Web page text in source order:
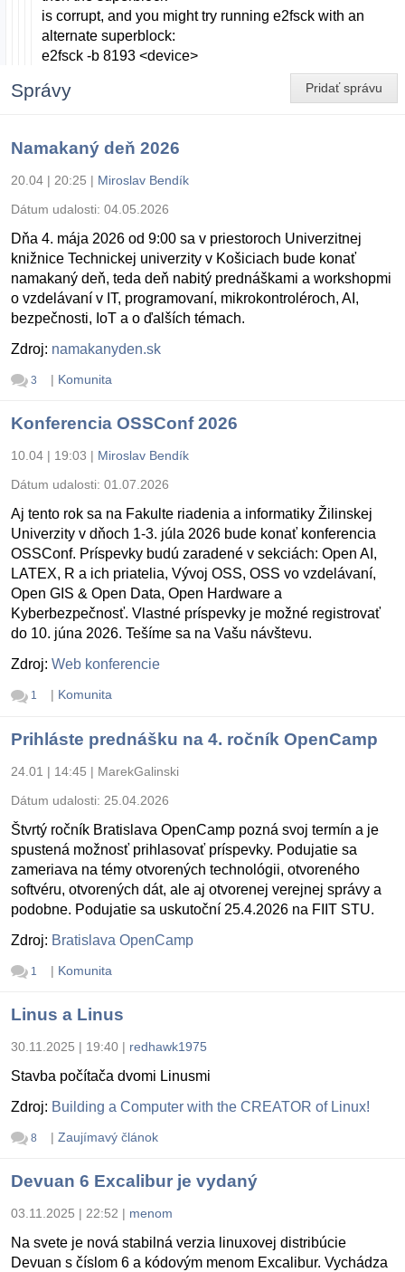
is corrupt, and you might try running e2fsck with an
alternate superblock:
e2fsck -b 8193 <device>
Pridať správu
Správy
Namakaný deň 2026
20.04 | 20:25 | Miroslav Bendík
Dátum udalosti: 04.05.2026
Dňa 4. mája 2026 od 9:00 sa v priestoroch Univerzitnej
knižnice Technickej univerzity v Košiciach bude konať
namakaný deň, teda deň nabitý prednáškami a workshopmi
o vzdelávaní v IT, programovaní, mikrokontroléroch, AI,
bezpečnosti, IoT a o ďalších témach.
Zdroj: namakanyden.sk
3 | Komunita
Konferencia OSSConf 2026
10.04 | 19:03 | Miroslav Bendík
Dátum udalosti: 01.07.2026
Aj tento rok sa na Fakulte riadenia a informatiky Žilinskej
Univerzity v dňoch 1-3. júla 2026 bude konať konferencia
OSSConf. Príspevky budú zaradené v sekciách: Open AI,
LATEX, R a ich priatelia, Vývoj OSS, OSS vo vzdelávaní,
Open GIS & Open Data, Open Hardware a
Kyberbezpečnosť. Vlastné príspevky je možné registrovať
do 10. júna 2026. Tešíme sa na Vašu návštevu.
Zdroj: Web konferencie
1 | Komunita
Prihláste prednášku na 4. ročník OpenCamp
24.01 | 14:45 | MarekGalinski
Dátum udalosti: 25.04.2026
Štvrtý ročník Bratislava OpenCamp pozná svoj termín a je
spustená možnosť prihlasovať príspevky. Podujatie sa
zameriava na témy otvorených technológii, otvoreného
softvéru, otvorených dát, ale aj otvorenej verejnej správy a
podobne. Podujatie sa uskutoční 25.4.2026 na FIIT STU.
Zdroj: Bratislava OpenCamp
1 | Komunita
Linus a Linus
30.11.2025 | 19:40 | redhawk1975
Stavba počítača dvomi Linusmi
Zdroj: Building a Computer with the CREATOR of Linux!
8 | Zaujímavý článok
Devuan 6 Excalibur je vydaný
03.11.2025 | 22:52 | menom
Na svete je nová stabilná verzia linuxovej distribúcie
Devuan s číslom 6 a kódovým menom Excalibur. Vychádza